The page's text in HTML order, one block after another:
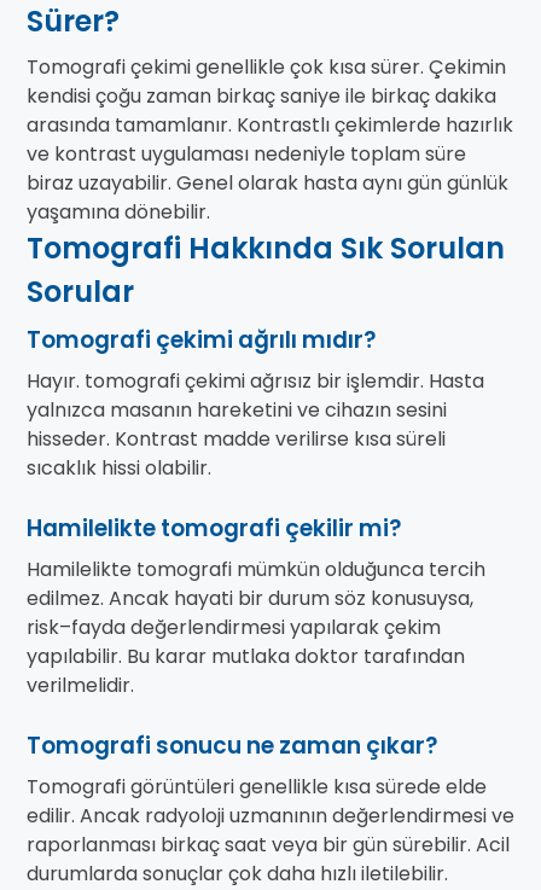
Sürer?
Tomografi çekimi genellikle çok kısa sürer. Çekimin
kendisi çoğu zaman birkaç saniye ile birkaç dakika
arasında tamamlanır. Kontrastlı çekimlerde hazırlık
ve kontrast uygulaması nedeniyle toplam süre
biraz uzayabilir. Genel olarak hasta aynı gün günlük
yaşamına dönebilir.
Tomografi Hakkında Sık Sorulan
Sorular
Tomografi çekimi ağrılı mıdır?
Hayır. tomografi çekimi ağrısız bir işlemdir. Hasta
yalnızca masanın hareketini ve cihazın sesini
hisseder. Kontrast madde verilirse kısa süreli
sıcaklık hissi olabilir.
Hamilelikte tomografi çekilir mi?
Hamilelikte tomografi mümkün olduğunca tercih
edilmez. Ancak hayati bir durum söz konusuysa,
risk–fayda değerlendirmesi yapılarak çekim
yapılabilir. Bu karar mutlaka doktor tarafından
verilmelidir.
Tomografi sonucu ne zaman çıkar?
Tomografi görüntüleri genellikle kısa sürede elde
edilir. Ancak radyoloji uzmanının değerlendirmesi ve
raporlanması birkaç saat veya bir gün sürebilir. Acil
durumlarda sonuçlar çok daha hızlı iletilebilir.